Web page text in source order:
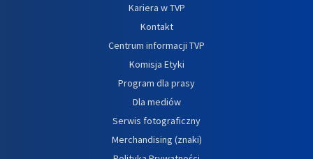
Kariera w TVP
Kontakt
Centrum informacji TVP
Komisja Etyki
Program dla prasy
Dla mediów
Serwis fotograficzny
Merchandising (znaki)